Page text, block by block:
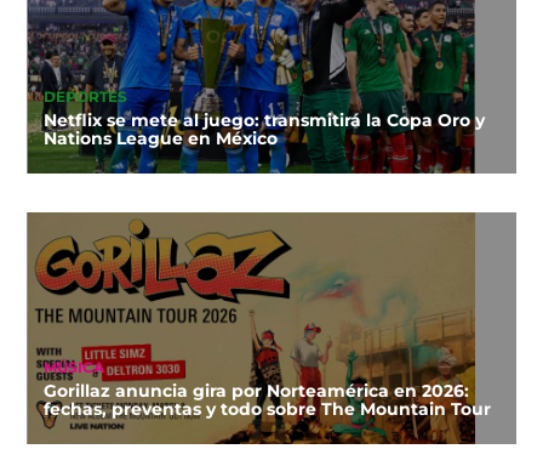
DEPORTES
Netflix se mete al juego: transmitirá la Copa Oro y
Nations League en México
MÚSICA
Gorillaz anuncia gira por Norteamérica en 2026:
fechas, preventas y todo sobre The Mountain Tour